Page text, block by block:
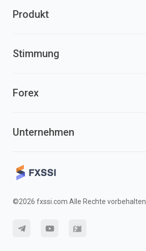
Produkt
Stimmung
Forex
Unternehmen
©2026 fxssi.com Alle Rechte vorbehalten